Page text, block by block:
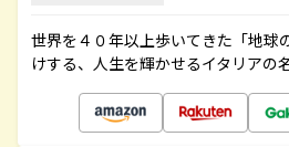
世界を４０年以上歩いてきた「地球
けする、人生を輝かせるイタリアの